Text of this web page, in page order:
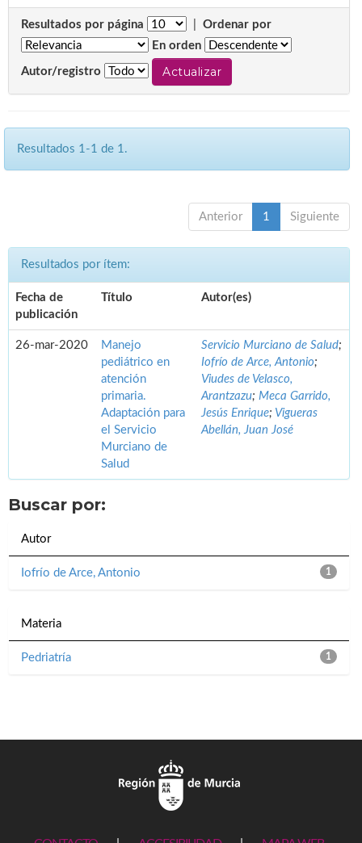
Resultados por página
Ordenar por
En orden
Autor/registro
Resultados 1-1 de 1.
Anterior 1 Siguiente
Resultados por ítem:
Fecha de
publicación
Título Autor(es)
26-mar-2020
Manejo
pediátrico en
atención
primaria.
Adaptación para
el Servicio
Murciano de
Salud
Servicio Murciano de Salud;
Iofrío de Arce, Antonio;
Viudes de Velasco,
Arantzazu; Meca Garrido,
Jesús Enrique; Vigueras
Abellán, Juan José
Buscar por:
Autor
1
Iofrío de Arce, Antonio
Materia
1
Pedriatría